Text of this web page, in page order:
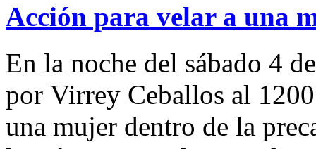
Acción para velar a una
En la noche del sábado 4
por Virrey Ceballos al
una mujer dentro de la